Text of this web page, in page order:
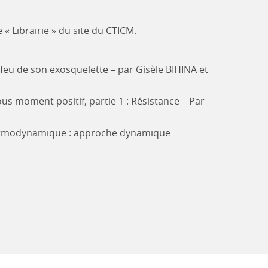
Librairie » du site du CTICM.
de son exosquelette – par Gisèle BIHINA et
moment positif, partie 1 : Résistance – Par
: approche dynamique